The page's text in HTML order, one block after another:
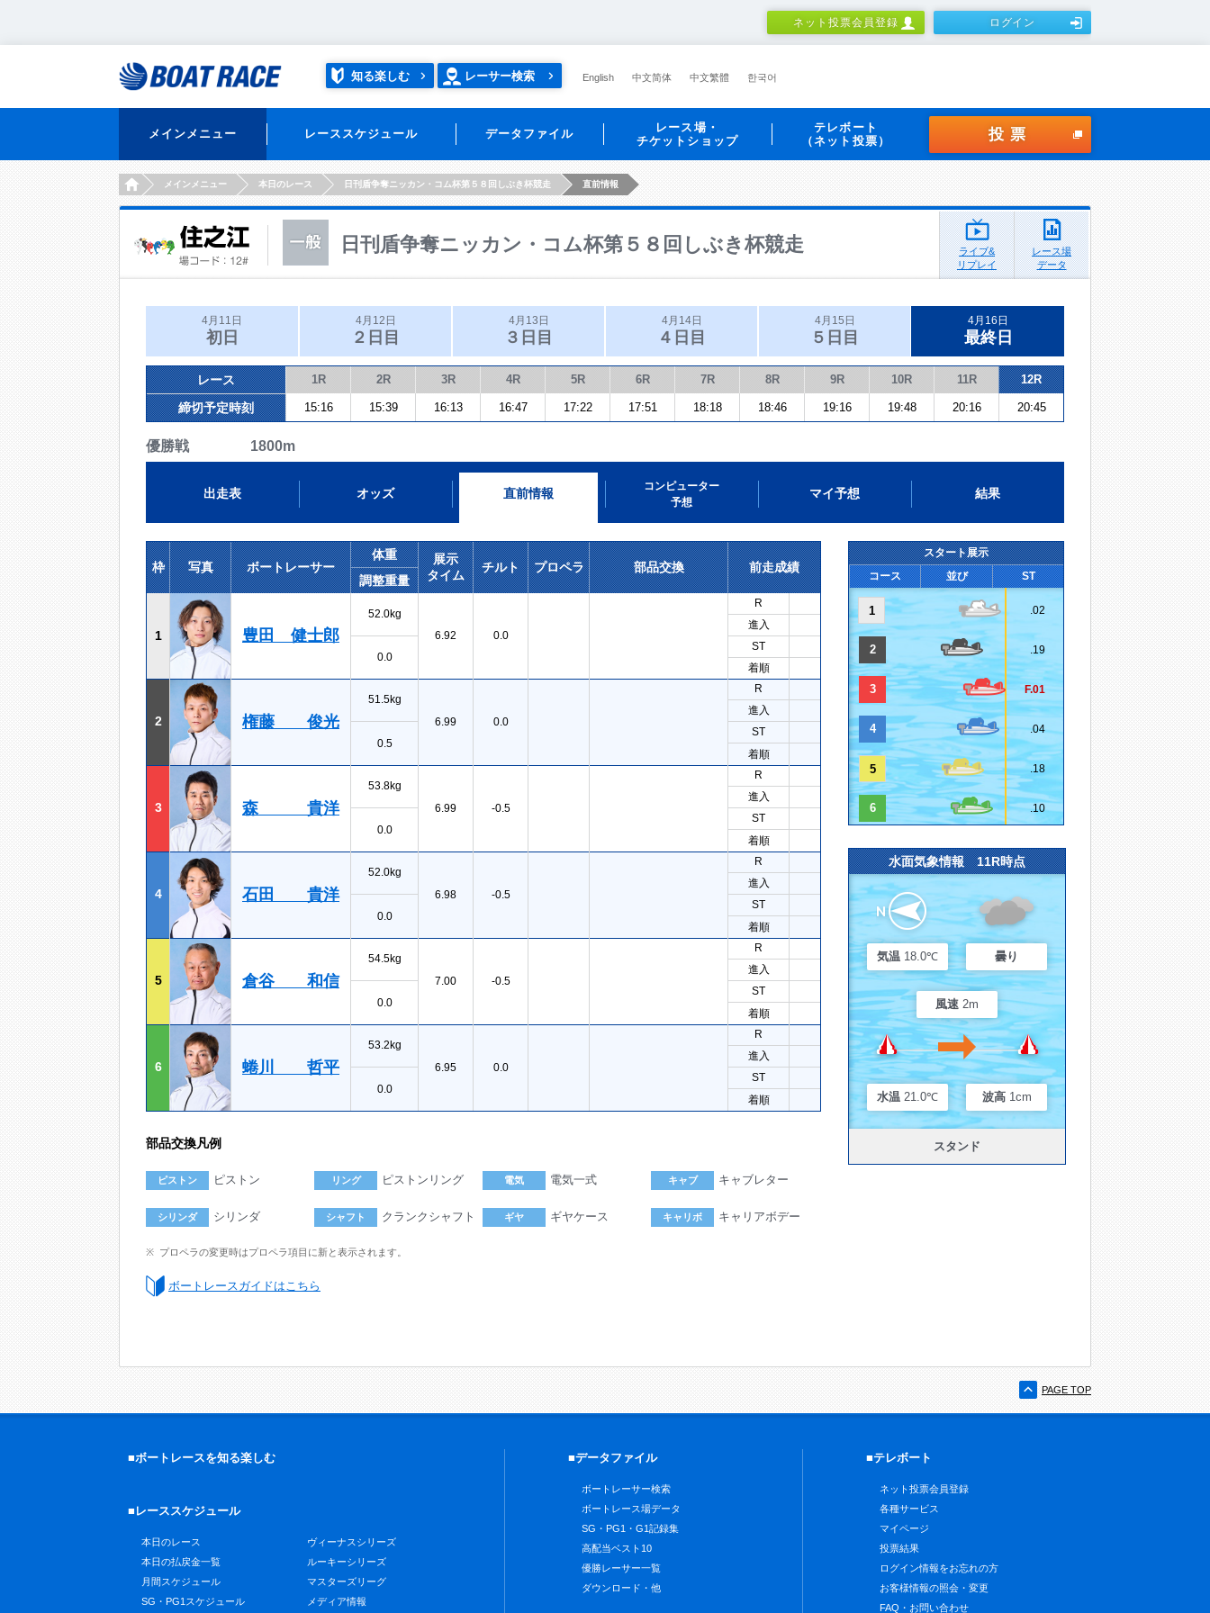
ネット投票会員登録 ログイン
知る楽しむ レーサー検索 English 中文简体 中文繁體 한국어
メインメニュー レーススケジュール データファイル
レース場・
チケットショップ
テレボート
（ネット投票）
投票
HOMEメインメニュー 本日のレース 日刊盾争奪ニッカン・コム杯第５８回しぶき杯競走 直前情報
日刊盾争奪ニッカン・コム杯第５８回しぶき杯競走
ライブ&
リプレイ
レース場
データ
4月11日
初日
4月12日
２日目
4月13日
３日目
4月14日
４日目
4月15日
５日目
4月16日
最終日
レース 1R 2R 3R 4R 5R 6R 7R 8R 9R 10R 11R 12R
締切予定時刻 15:16 15:39 16:13 16:47 17:22 17:51 18:18 18:46 19:16 19:48 20:16 20:45
優勝戦 1800m
出走表 オッズ 直前情報
コンピューター
予想
マイ予想 結果
枠 写真 ボートレーサー
体重
展示
タイム
チルト プロペラ 部品交換
前走成績
調整重量
1 豊田 健士郎
52.0kg
6.92
0.0
R
進入
0.0
ST
着順
2 権藤 俊光
51.5kg
6.99
0.0
R
進入
0.5
ST
着順
3 森 貴洋
53.8kg
6.99
-0.5
R
進入
0.0
ST
着順
4 石田 貴洋
52.0kg
6.98
-0.5
R
進入
0.0
ST
着順
5 倉谷 和信
54.5kg
7.00
-0.5
R
進入
0.0
ST
着順
6 蜷川 哲平
53.2kg
6.95
0.0
R
進入
0.0
ST
着順
部品交換凡例
ピストン ピストン リング ピストンリング 電気 電気一式 キャブ キャブレター
シリンダ シリンダ シャフト クランクシャフト ギヤ ギヤケース キャリボ キャリアボデー
プロペラの変更時はプロペラ項目に新と表示されます。
ボートレースガイドはこちら
スタート展示
コース
並び ST
1 .02
2 .19
3 F.01
4 .04
5 .18
6 .10
水面気象情報 11R時点
気温 18.0℃ 曇り
風速 2m
水温 21.0℃ 波高 1cm
スタンド
PAGE TOP
■ボートレースを知る楽しむ
■レーススケジュール
本日のレース
本日の払戻金一覧
月間スケジュール
SG・PG1スケジュール
ヴィーナスシリーズ
ルーキーシリーズ
マスターズリーグ
メディア情報
■データファイル
ボートレーサー検索
ボートレース場データ
SG・PG1・G1記録集
高配当ベスト10
優勝レーサー一覧
ダウンロード・他
■テレボート
ネット投票会員登録
各種サービス
マイページ
投票結果
ログイン情報をお忘れの方
お客様情報の照会・変更
FAQ・お問い合わせ